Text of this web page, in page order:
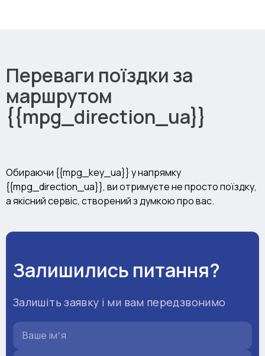
Переваги поїздки за
маршрутом
{{mpg_direction_ua}}
Обираючи {{mpg_key_ua}} у напрямку
{{mpg_direction_ua}}, ви отримуєте не просто поїздку,
а якісний сервіс, створений з думкою про вас.
Залишились питання?
Залишіть заявку і ми вам передзвонимо